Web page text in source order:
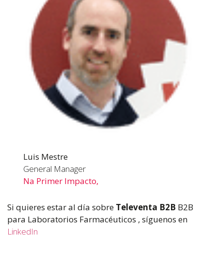
Luis Mestre
General Manager
Na Primer Impacto,
Si quieres estar al día sobre Televenta B2B B2B
para Laboratorios Farmacéuticos , síguenos en
LinkedIn